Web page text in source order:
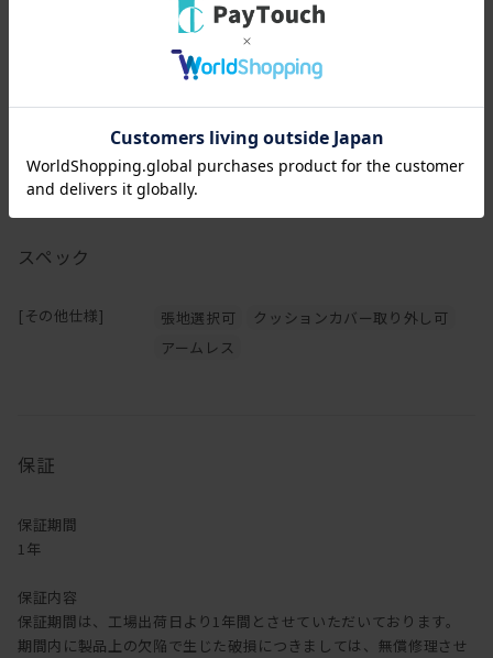
スペック
[その他仕様] 張地選択可
クッションカバー取り外し可
アームレス
保証
保証期間
1年
保証内容
保証期間は、工場出荷日より1年間とさせていただいております。
期間内に製品上の欠陥で生じた破損につきましては、無償修理させ